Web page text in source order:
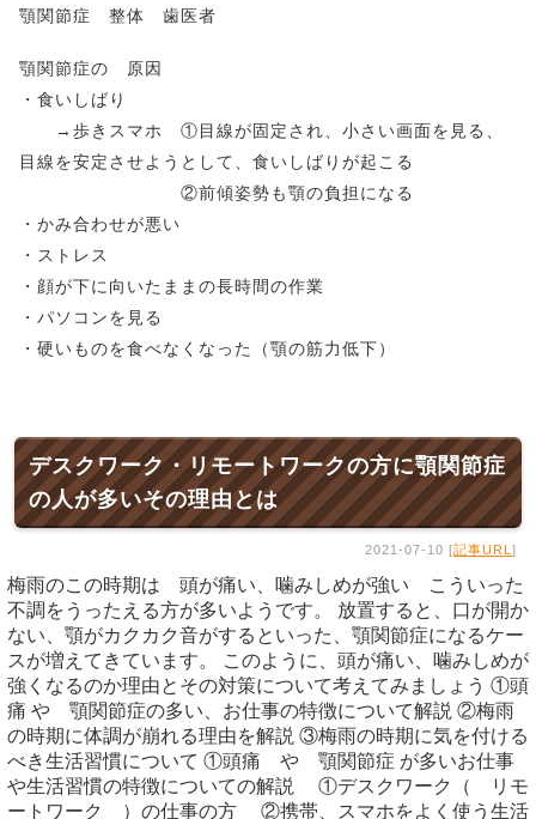
顎関節症 整体 歯医者
顎関節症の 原因
・食いしばり
→歩きスマホ ①目線が固定され、小さい画面を見る、
目線を安定させようとして、食いしばりが起こる
②前傾姿勢も顎の負担になる
・かみ合わせが悪い
・ストレス
・顔が下に向いたままの長時間の作業
・パソコンを見る
・硬いものを食べなくなった（顎の筋力低下）
デスクワーク・リモートワークの方に顎関節症
の人が多いその理由とは
2021-07-10 [記事URL ]
梅雨のこの時期は 頭が痛い、噛みしめが強い こういった
不調をうったえる方が多いようです。 放置すると、口が開か
ない、顎がカクカク音がするといった、顎関節症になるケー
スが増えてきています。 このように、頭が痛い、噛みしめが
強くなるのか理由とその対策について考えてみましょう ①頭
痛 や 顎関節症の多い、お仕事の特徴について解説 ②梅雨
の時期に体調が崩れる理由を解説 ③梅雨の時期に気を付ける
べき生活習慣について ①頭痛 や 顎関節症 が多いお仕事
や生活習慣の特徴についての解説 ①デスクワーク（ リモ
ートワーク ）の仕事の方 ②携帯、スマホをよく使う生活